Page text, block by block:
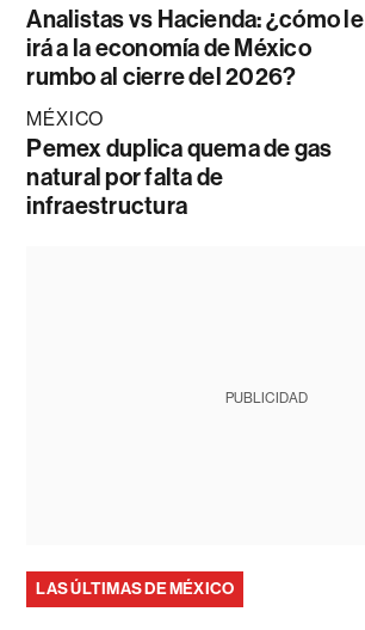
Analistas vs Hacienda: ¿cómo le
irá a la economía de México
rumbo al cierre del 2026?
MÉXICO
Pemex duplica quema de gas
natural por falta de
infraestructura
PUBLICIDAD
LAS ÚLTIMAS DE MÉXICO